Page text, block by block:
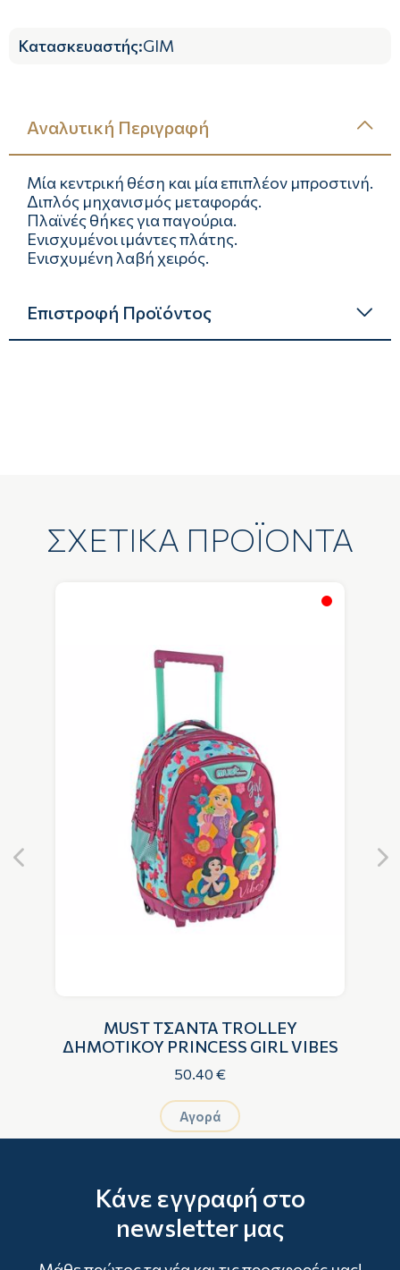
Κατασκευαστής:GIM
Αναλυτική Περιγραφή
Μία κεντρική θέση και μία επιπλέον μπροστινή.
Διπλός μηχανισμός μεταφοράς.
Πλαϊνές θήκες για παγούρια.
Ενισχυμένοι ιμάντες πλάτης.
Ενισχυμένη λαβή χειρός.
Επιστροφή Προϊόντος
ΣΧΕΤΙΚΑ ΠΡΟΪΟΝΤΑ
MUST ΤΣΑΝΤΑ TROLLEY
ΔΗΜΟΤΙΚΟΥ PRINCESS GIRL VIBES
50.40 €
Αγορά
Κάνε εγγραφή στο
newsletter μας